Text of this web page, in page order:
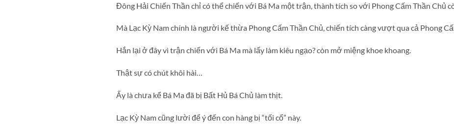
Đông Hải Chiến Thần chỉ có thể chiến với Bá Ma một trận, thành tích so với Phong Cấm Thần Chủ
Mà Lạc Kỳ Nam chính là người kế thừa Phong Cấm Thần Chủ, chiến tích càng vượt qua cả Phong
Hắn lại ở đây vì trận chiến với Bá Ma mà lấy làm kiêu ngạo? còn mở miệng khoe khoang.
Thật sự có chút khôi hài…
Ấy là chưa kể Bá Ma đã bị Bất Hủ Bá Chủ làm thịt.
Lạc Kỳ Nam cũng lười để ý đến con hàng bị “tối cổ” này.